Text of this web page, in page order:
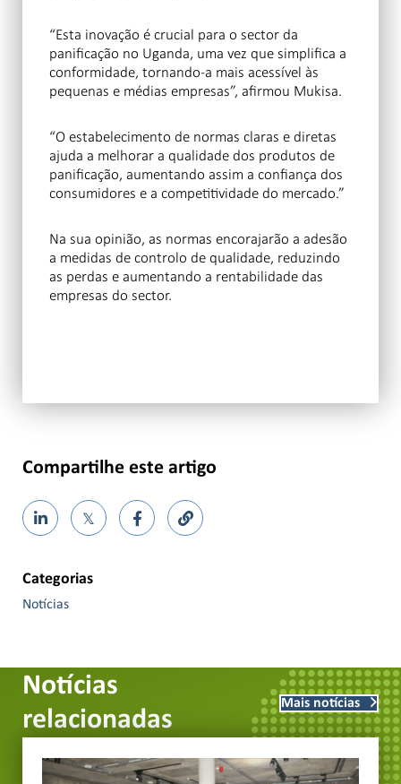
“Esta inovação é crucial para o sector da
panificação no Uganda, uma vez que simplifica a
conformidade, tornando-a mais acessível às
pequenas e médias empresas”, afirmou Mukisa.
“O estabelecimento de normas claras e diretas
ajuda a melhorar a qualidade dos produtos de
panificação, aumentando assim a confiança dos
consumidores e a competitividade do mercado.”
Na sua opinião, as normas encorajarão a adesão
a medidas de controlo de qualidade, reduzindo
as perdas e aumentando a rentabilidade das
empresas do sector.
Compartilhe este artigo
𝕏
Categorias
Notícias
Notícias
relacionadas
Mais notícias